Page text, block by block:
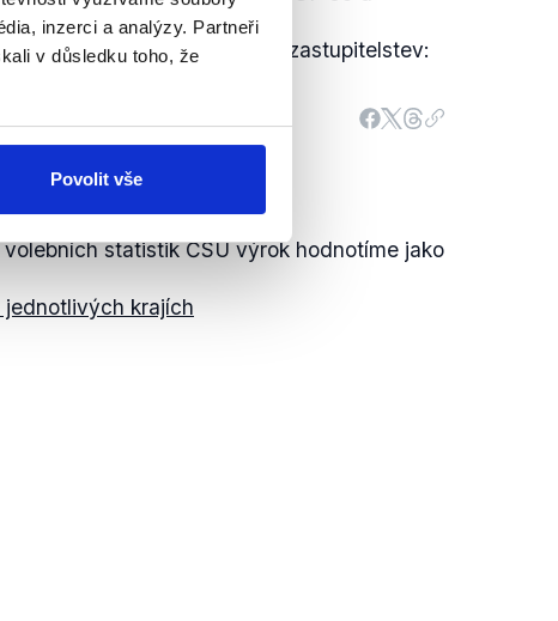
inzerci a analýzy. Partneři
v důsledku toho, že
Povolit vše
ve volbách do krajských zastupitelstev:
statistik ČSÚ výrok hodnotíme jako
jednotlivých krajích